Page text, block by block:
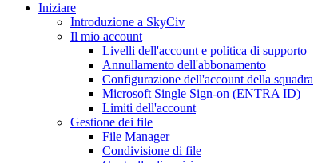
Iniziare
Introduzione a SkyCiv
Il mio account
Livelli dell'account e politica di supporto
Annullamento dell'abbonamento
Configurazione dell'account della squadra
Microsoft Single Sign-on (ENTRA ID)
Limiti dell'account
Gestione dei file
File Manager
Condivisione di file